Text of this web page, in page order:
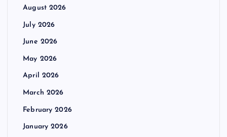
August 2026
July 2026
June 2026
May 2026
April 2026
March 2026
February 2026
January 2026